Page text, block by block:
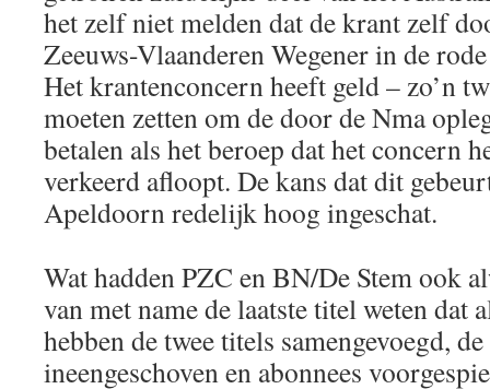
het zelf niet melden dat de krant zelf
Zeeuws-Vlaanderen Wegener in de
Het krantenconcern heeft geld – zo’n
moeten zetten om de door de Nma
betalen als het beroep dat het concern
verkeerd afloopt. De kans dat dit
Apeldoorn redelijk hoog ingeschat.
Wat hadden PZC en BN/De Stem ook
van met name de laatste titel weten dat
hebben de twee titels samengevoegd,
ineengeschoven en abonnees